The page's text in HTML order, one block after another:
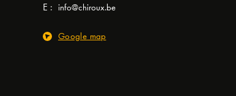
E : info@chiroux.be
Google map